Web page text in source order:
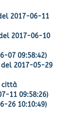
2017-06-11
2017-06-10
07 09:58:42)
del 2017-05-29
città
11 09:58:26)
26 10:10:49)